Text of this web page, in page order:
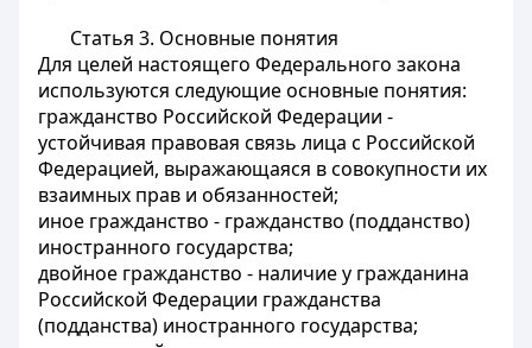
Статья 3. Основные понятия
Для целей настоящего Федерального закона
используются следующие основные понятия:
гражданство Российской Федерации -
устойчивая правовая связь лица с Российской
Федерацией, выражающаяся в совокупности их
взаимных прав и обязанностей;
иное гражданство - гражданство (подданство)
иностранного государства;
двойное гражданство - наличие у гражданина
Российской Федерации гражданства
(подданства) иностранного государства;